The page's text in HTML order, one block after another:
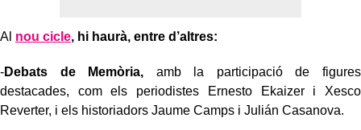
Al nou cicle, hi haurà, entre d’altres:
-Debats de Memòria, amb la participació de figures
destacades, com els periodistes Ernesto Ekaizer i Xesco
Reverter, i els historiadors Jaume Camps i Julián Casanova.